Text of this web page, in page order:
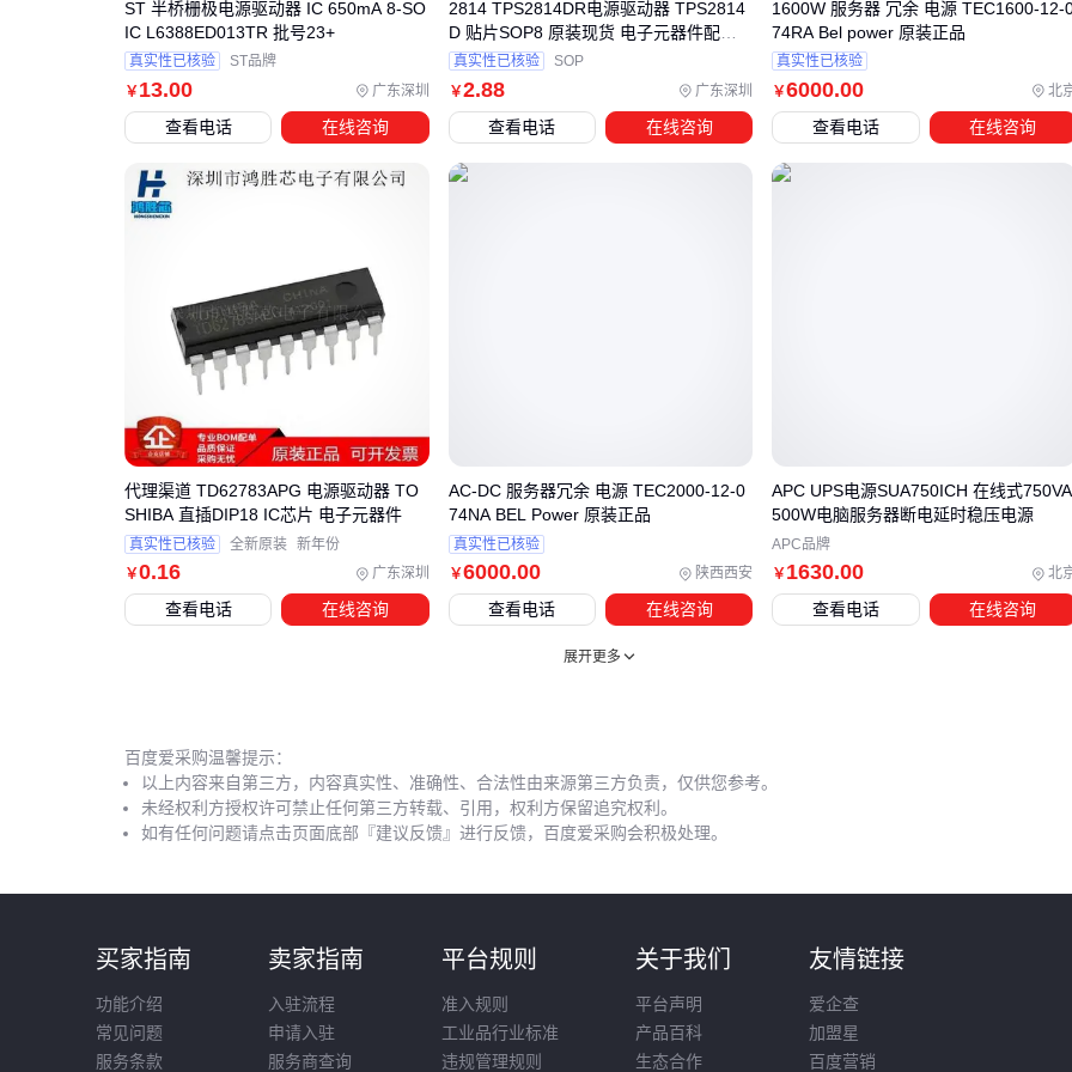
五、电源驱动器安装和维护中的常见问题
实操中90%的故障源于细节疏忽：
接线顺序
：先接负载端再通电，避免浪涌冲击
：用万用表监测输出电流偏差
￥13.00 广东深圳
ST 半桥栅极电源驱动器 IC 650mA 8-SO
IC L6388ED013TR 批号23+
真实性已核验 ST品牌
查看电话 在线咨询
￥2.88 广东深圳
2814 TPS2814DR电源驱动器 TPS2814
D 贴片SOP8 原装现货 电子元器件配单
电源管理芯片
真实性已核验 SOP
查看电话 在线咨询
￥6000.00 北
1600W 服务器 冗余 电源 TEC1600-12-
74RA Bel power 原装正品
真实性已核验
查看电话 在线咨询
￥0.16 广东深圳
代理渠道 TD62783APG 电源驱动器 TO
SHIBA 直插DIP18 IC芯片 电子元器件
真实性已核验 全新原装 新年份
查看电话 在线咨询
￥6000.00 陕西西安
AC-DC 服务器冗余 电源 TEC2000-12-0
74NA BEL Power 原装正品
真实性已核验
查看电话 在线咨询
￥ 1630.00 北
APC UPS电源SUA750ICH 在线式750VA
500W电脑服务器断电延时稳压电源
APC品牌
查看电话 在线咨询
展开更多
百度爱采购温馨提示：
以上内容来自第三方，内容真实性、准确性、合法性由来源第三方负责，仅供您参考。
未经权利方授权许可禁止任何第三方转载、引用，权利方保留追究权利。
如有任何问题请点击页面底部『建议反馈』进行反馈，百度爱采购会积极处理。
买家指南
功能介绍
常见问题
服务条款
卖家指南
入驻流程
申请入驻
服务商查询
平台规则
准入规则
工业品行业标准
违规管理规则
关于我们
平台声明
产品百科
生态合作
友情链接
爱企查
加盟星
百度营销